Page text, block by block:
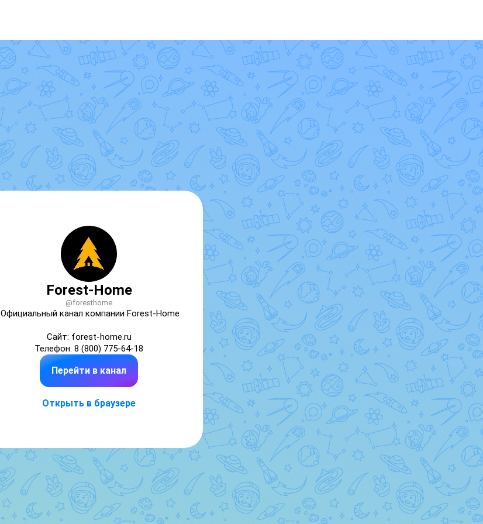
Forest-Home
@foresthome
Официальный канал компании Forest-Home
Сайт: forest-home.ru
Телефон: 8 (800) 775-64-18
Перейти в канал
Открыть в браузере